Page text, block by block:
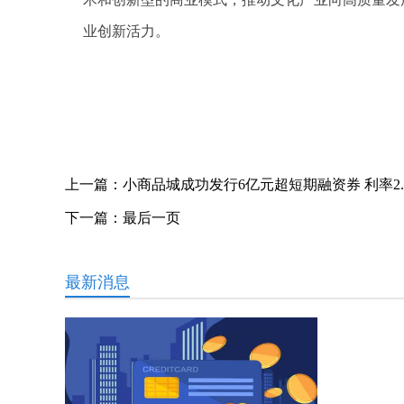
业创新活力。
上一篇： 小商品城成功发行6亿元超短期融资券 利率
下一篇： 最后一页
最新消息